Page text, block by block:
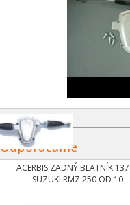
Odporúčame
ACERBIS ZADNÝ BLATNÍK
SUZUKI RMZ 250 OD 10